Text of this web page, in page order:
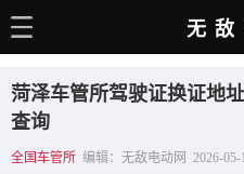
电动百科
电车资讯
无敌
菏泽车管所驾驶证换证地
查询
全国车管所 编辑：无敌电动网 2026-05-